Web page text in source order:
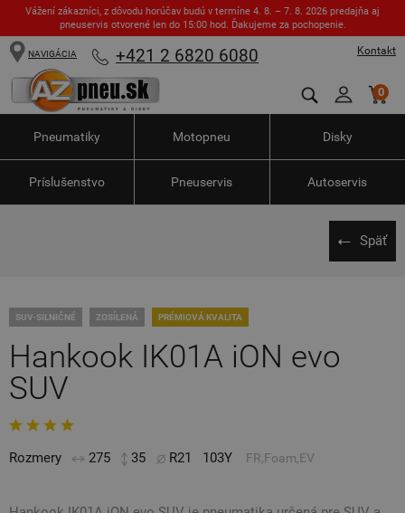
Vážení zákazníci, z dôvodu horúčav budú v termíne 4. 8. – 7. 8. 2026 predajňa aj
pneuservis otvorené len do 15:00 hod. Ďakujeme za pochopenie.
Kontakt
NAVIGÁCIA +421 2 6820 6080
0
Pneumatiky Motopneu Disky
Príslušenstvo Pneuservis Autoservis
Späť
SUV-SILNIČNÉ ZOSÍLENÁ PRÉMIOVÁ KVALITA
Hankook IK01A iON evo
SUV
Rozmery 275 35 R21 103Y FR,Foam,EV